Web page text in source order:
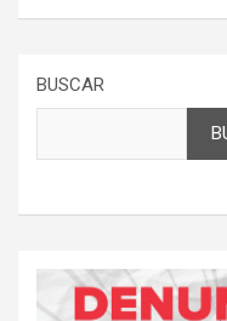
BUSCAR